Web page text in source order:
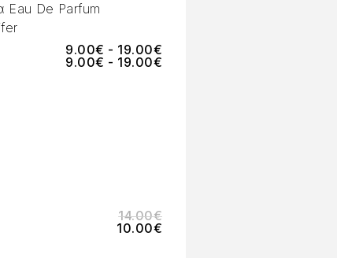
Eau De Parfum
9.00€ - 19.00€
9.00€ - 19.00€
14.00€
10.00€